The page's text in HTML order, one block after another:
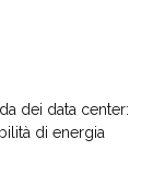
dei data center:
di energia